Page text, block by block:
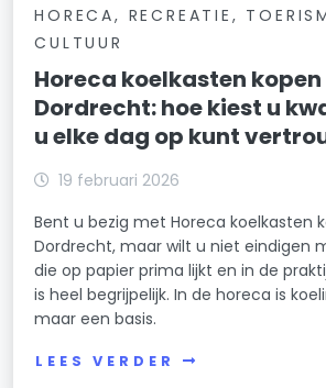
HORECA, RECREATIE,
CULTUUR
Horeca koelkasten kopen
Dordrecht: hoe kiest u
u elke dag op kunt
19 februari 2026
Bent u bezig met Horeca koelkasten
Dordrecht, maar wilt u niet eindigen
die op papier prima lijkt en in de
is heel begrijpelijk. In de horeca is
maar een basis.
LEES VERDER